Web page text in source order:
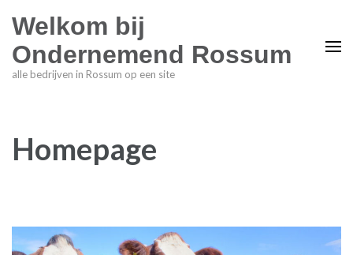
Welkom bij
Ondernemend Rossum
alle bedrijven in Rossum op een site
Homepage